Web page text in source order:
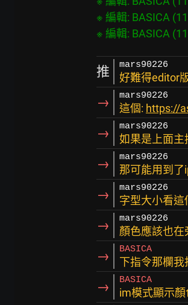
※ 編輯: BASICA
推 mars90226
好難得editor
→ mars90226
這個: https://
→ mars90226
如果是上面主
→ mars90226
那可能用到
→ mars90226
字型大小看這
→ mars90226
顏色應該也
→ BASICA
下指令那欄
→ BASICA
im模式顯示顏